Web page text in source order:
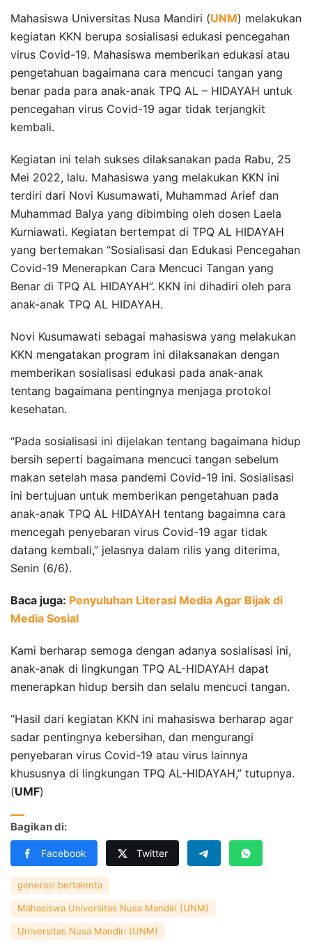
Mahasiswa Universitas Nusa Mandiri (UNM) melakukan
kegiatan KKN berupa sosialisasi edukasi pencegahan
virus Covid-19. Mahasiswa memberikan edukasi atau
pengetahuan bagaimana cara mencuci tangan yang
benar pada para anak-anak TPQ AL – HIDAYAH untuk
pencegahan virus Covid-19 agar tidak terjangkit
kembali.
Kegiatan ini telah sukses dilaksanakan pada Rabu, 25
Mei 2022, lalu. Mahasiswa yang melakukan KKN ini
terdiri dari Novi Kusumawati, Muhammad Arief dan
Muhammad Balya yang dibimbing oleh dosen Laela
Kurniawati. Kegiatan bertempat di TPQ AL HIDAYAH
yang bertemakan “Sosialisasi dan Edukasi Pencegahan
Covid-19 Menerapkan Cara Mencuci Tangan yang
Benar di TPQ AL HIDAYAH”. KKN ini dihadiri oleh para
anak-anak TPQ AL HIDAYAH.
Novi Kusumawati sebagai mahasiswa yang melakukan
KKN mengatakan program ini dilaksanakan dengan
memberikan sosialisasi edukasi pada anak-anak
tentang bagaimana pentingnya menjaga protokol
kesehatan.
“Pada sosialisasi ini dijelakan tentang bagaimana hidup
bersih seperti bagaimana mencuci tangan sebelum
makan setelah masa pandemi Covid-19 ini. Sosialisasi
ini bertujuan untuk memberikan pengetahuan pada
anak-anak TPQ AL HIDAYAH tentang bagaimna cara
mencegah penyebaran virus Covid-19 agar tidak
datang kembali,” jelasnya dalam rilis yang diterima,
Senin (6/6).
Baca juga: Penyuluhan Literasi Media Agar Bijak di
Media Sosial
Kami berharap semoga dengan adanya sosialisasi ini,
anak-anak di lingkungan TPQ AL-HIDAYAH dapat
menerapkan hidup bersih dan selalu mencuci tangan.
“Hasil dari kegiatan KKN ini mahasiswa berharap agar
sadar pentingnya kebersihan, dan mengurangi
penyebaran virus Covid-19 atau virus lainnya
khususnya di lingkungan TPQ AL-HIDAYAH,” tutupnya.
(UMF)
Bagikan di:
Facebook Twitter
generasi bertalenta
Mahasiswa Universitas Nusa Mandiri (UNM)
Universitas Nusa Mandiri (UNM)